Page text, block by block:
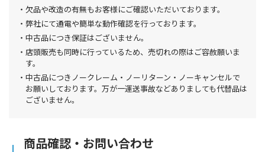
欠品や改造の有無もお客様にご確認いただいております。
弊社にて通電や簡単な動作確認を行っております。
中古品につき保証はございません。
店頭販売も同時に行っているため、売切れの際はご容赦願いま
す。
中古品につきノークレーム・ノーリターン・ノーキャンセルで
お願いしております。万が一運送事故などありましても代替品は
ございません。
商品確認・お問い合わせ